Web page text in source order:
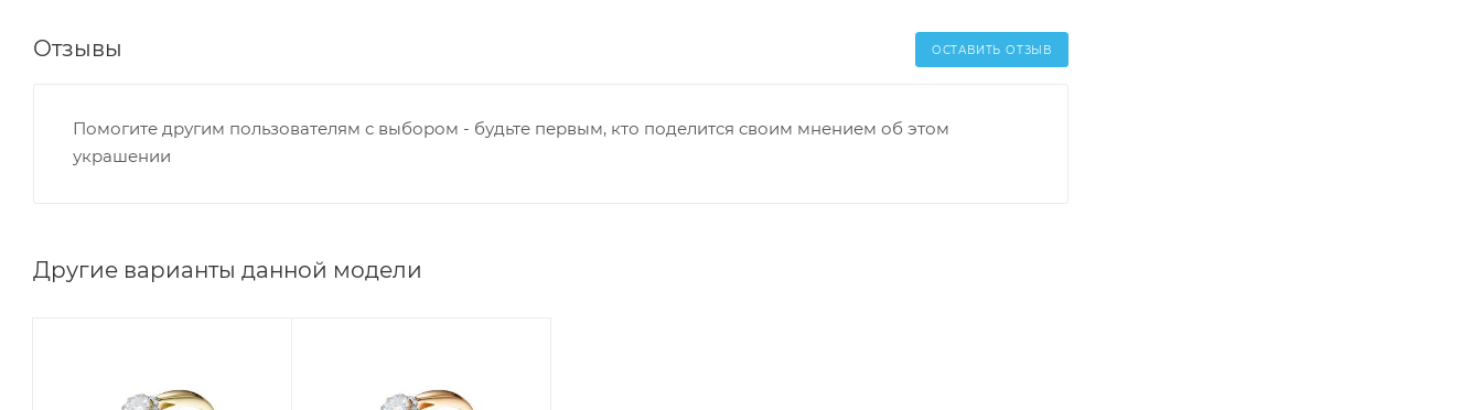
Отзывы ОСТАВИТЬ ОТЗЫВ
Помогите другим пользователям с выбором - будьте первым, кто поделится своим мнением об этом
украшении
Другие варианты данной модели